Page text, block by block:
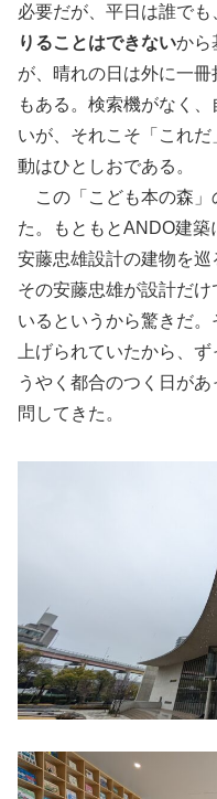
必要だが、平日は誰でも
りることはできないから
が、晴れの日は外に一
もある。検索機がなく
いが、それこそ「これ
動はひとしおである。
この「こども本の森」
た。もともとANDO建
安藤忠雄設計の建物を巡
その安藤忠雄が設計だ
いるというから驚きだ
上げられていたから、
うやく都合のつく日が
問してきた。